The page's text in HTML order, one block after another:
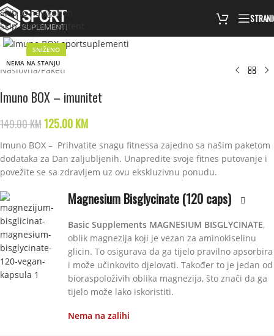
Skip to navigation
Skip to main content
SNIŽENO
NEMA NA STANJU
Click to enlarge
Naslovna/Paketi
Imuno BOX – imunitet
149.00KM125.00KM
Imuno BOX – Prihvatite snagu fitnessa zajedno sa našim paketom
dodataka za Dan zaljubljenih. Unapredite svoje fitnes putovanje i
povežite se sa zdravljem uz ovu ekskluzivnu ponudu.
Magnesium Bisglycinate (120 caps)
Basic Supplements MAGNESIUM BISGLYCINATE,
oblik magnezija koji je vezan za aminokiselinu
glicin. To osigurava da ga tijelo pravilno apsorbira
i može učinkovito djelovati. Također to je jedan od
bioraspoloživih oblika magnezija, što znači da ga
tijelo može lako iskoristiti.
Nema na zalihi